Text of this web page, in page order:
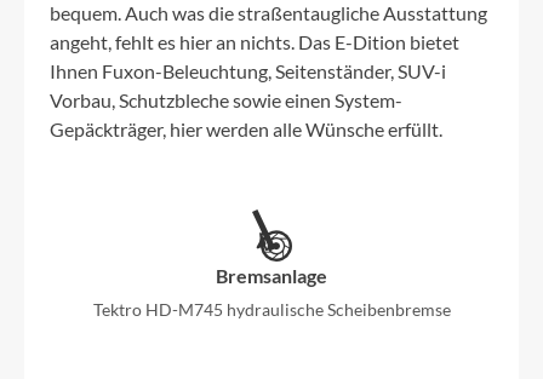
bequem. Auch was die straßentaugliche Ausstattung
angeht, fehlt es hier an nichts. Das E-Dition bietet
Ihnen Fuxon-Beleuchtung, Seitenständer, SUV-i
Vorbau, Schutzbleche sowie einen System-
Gepäckträger, hier werden alle Wünsche erfüllt.
Bremsanlage
Tektro HD-M745 hydraulische Scheibenbremse